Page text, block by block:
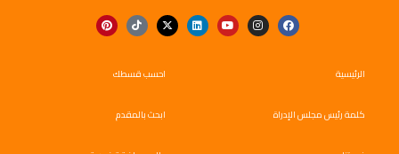
الرئيسية
كلمة رئيس مجلس الإدراة
احسب قسطك
ابحث بالمقدم